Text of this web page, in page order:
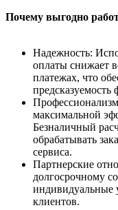
Почему выгодно
Надежность:
оплаты снижает
платежах, что
максимальной
Безналичный
обрабатывать
сервиса.
Партнерские
долгосрочному
индивидуальные
клиентов.